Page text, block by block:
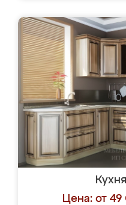
Цена: от